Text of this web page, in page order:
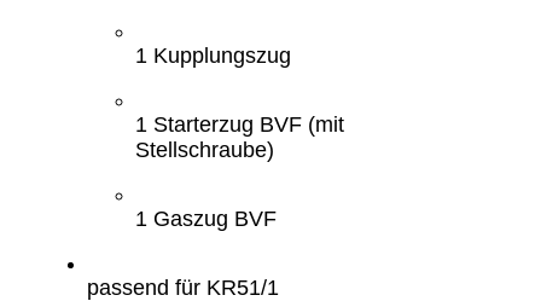
1 Kupplungszug
1 Starterzug BVF (mit
Stellschraube)
1 Gaszug BVF
passend für KR51/1